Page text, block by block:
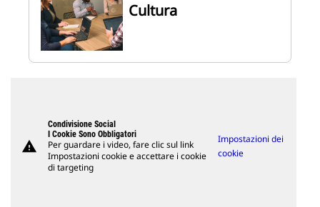
Cultura
warning
Condivisione Social
I Cookie Sono Obbligatori
Per guardare i video, fare clic sul link
Impostazioni cookie e accettare i cookie
di targeting
Impostazioni dei
cookie